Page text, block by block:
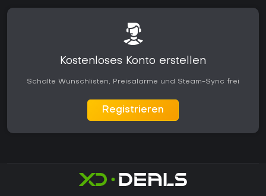
Kostenloses Konto erstellen
Schalte Wunschlisten, Preisalarme und Steam-Sync frei
Registrieren